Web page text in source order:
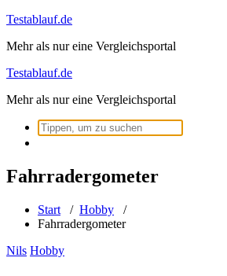
Zum
springen
Testablauf.de
Mehr als nur eine Vergleichsportal
Testablauf.de
Mehr als nur eine Vergleichsportal
Suchen
nach:
Fahrradergometer
Start / Hobby /
Fahrradergometer
Nils Hobby